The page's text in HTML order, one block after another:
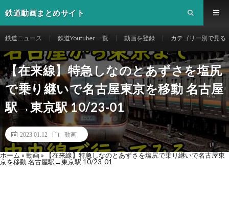
鉄道動画まとめサイト
鉄道ニュース 鉄道Youtuber 一覧 動画を登録 カテゴリー別で見る
【在来線】特急しなのとあずさを塩尻
で乗り継いで名古屋東京を移動 名古屋
駅→東京駅 10/23-01
2023.01.12 動画
ホーム » 動画 » 【在来線】特急しなのとあずさを塩尻で乗り継いで名古屋東
京を移動 名古屋駅→東京駅 10/23-01